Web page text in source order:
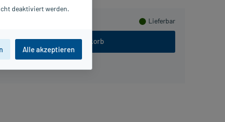
Lieferbar
In den Warenkorb
deaktiviert werden.
Alle akzeptieren